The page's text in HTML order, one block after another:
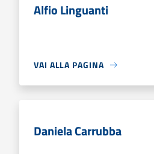
Alfio Linguanti
VAI ALLA PAGINA
Daniela Carrubba